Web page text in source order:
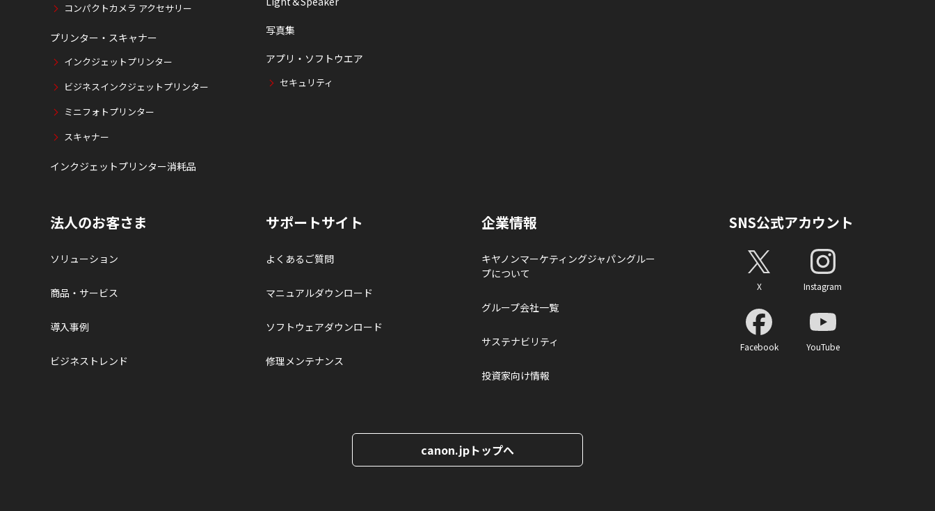
コンパクトカメラ アクセサリー
プリンター・スキャナー
インクジェットプリンター
ビジネスインクジェットプリンター
ミニフォトプリンター
スキャナー
インクジェットプリンター消耗品
写真集
アプリ・ソフトウエア
セキュリティ
法人のお客さま
ソリューション
商品・サービス
導入事例
ビジネストレンド
サポートサイト
よくあるご質問
マニュアルダウンロード
ソフトウェアダウンロード
修理メンテナンス
企業情報
キヤノンマーケティングジャパングルー
プについて
グループ会社一覧
サステナビリティ
投資家向け情報
SNS公式アカウント
X Instagram
Facebook YouTube
canon.jpトップへ